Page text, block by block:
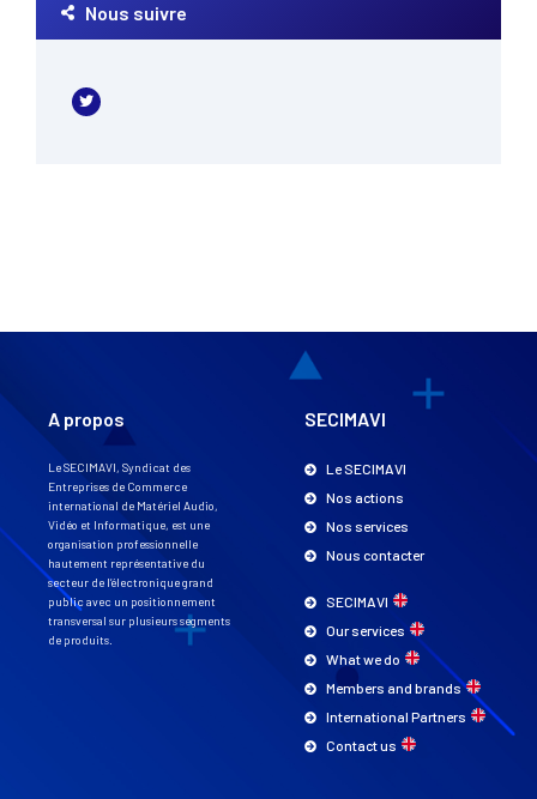
Nous suivre
A propos
Le SECIMAVI, Syndicat des
Entreprises de Commerce
international de Matériel Audio,
Vidéo et Informatique, est une
organisation professionnelle
hautement représentative du
secteur de l’électronique grand
public avec un positionnement
transversal sur plusieurs segments
de produits.
SECIMAVI
Le SECIMAVI
Nos actions
Nos services
Nous contacter
SECIMAVI
Our services
What we do
Members and brands
International Partners
Contact us